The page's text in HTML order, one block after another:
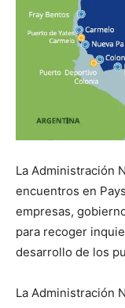
La Administración
encuentros en
empresas,
para recoger
desarrollo de los
La Administración